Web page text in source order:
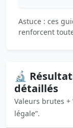
Astuce : ces
renforcent
🔬
détaillés
Valeurs brutes +
légale”.